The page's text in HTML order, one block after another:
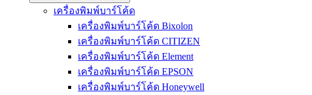
เครื่องพิมพ์บาร์โค้ด
เครื่องพิมพ์บาร์โค้ด Bixolon
เครื่องพิมพ์บาร์โค้ด CITIZEN
เครื่องพิมพ์บาร์โค้ด Element
เครื่องพิมพ์บาร์โค้ด EPSON
เครื่องพิมพ์บาร์โค้ด Honeywell